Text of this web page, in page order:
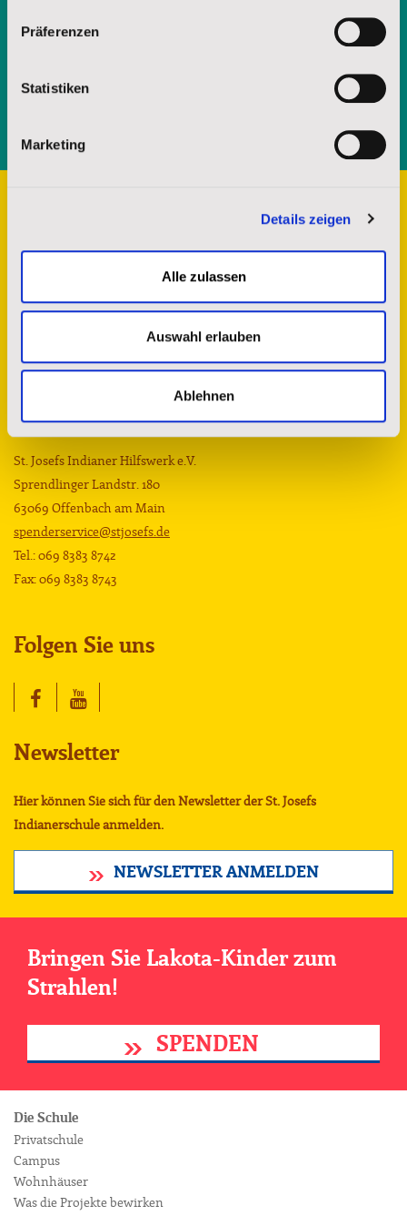
Präferenzen
Statistiken
Marketing
Details zeigen
Alle zulassen
Auswahl erlauben
Ablehnen
St. Josefs Indianer Hilfswerk e.V.
Sprendlinger Landstr. 180
63069 Offenbach am Main
spenderservice@stjosefs.de
Tel.: 069 8383 8742
Fax: 069 8383 8743
Folgen Sie uns
Newsletter
Hier können Sie sich für den Newsletter der St. Josefs
Indianerschule anmelden.
NEWSLETTER ANMELDEN
Bringen Sie Lakota-Kinder zum
Strahlen!
SPENDEN
Die Schule
Privatschule
Campus
Wohnhäuser
Was die Projekte bewirken